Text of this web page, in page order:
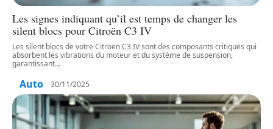
Les signes indiquant qu’il est temps de changer les
silent blocs pour Citroën C3 IV
Les silent blocs de votre Citroën C3 IV sont des composants critiques qui
absorbent les vibrations du moteur et du système de suspension,
garantissant…
Auto 30/11/2025